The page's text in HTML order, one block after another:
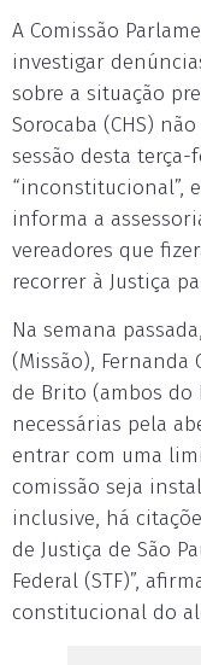
A Comissão
investigar
sobre a situação
Sorocaba (CHS)
sessão desta terça-
“inconstitucional”,
informa a
vereadores que
recorrer à Justiça
Na semana
(Missão), Fernanda
de Brito (ambos do
necessárias pela
entrar com uma
comissão seja
inclusive, há
de Justiça de São
Federal (STF)”,
constitucional do